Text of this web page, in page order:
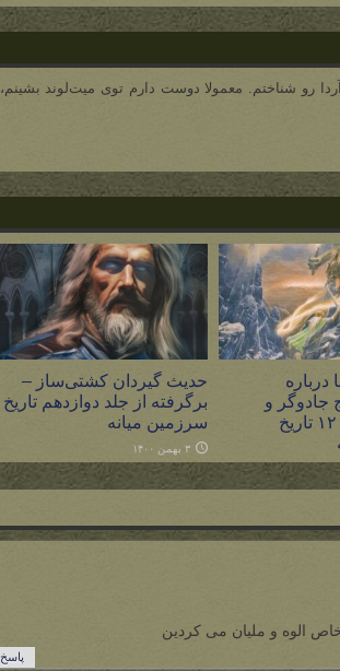
اواخر سال ۹۷ سایت آردا رو شناختم. معمولا دوست دارم توی میت‌لوند بشینم،
درباره
جادوگر و
گیردان از جلد ۱۲ تاریخ
حدیث گیردان کشتی‌ساز –
برگرفته از جلد دوازدهم تاریخ
سرزمین میانه
۳ بهمن ۱۴۰۰
الوه و ملیان می کردین
پاسخ